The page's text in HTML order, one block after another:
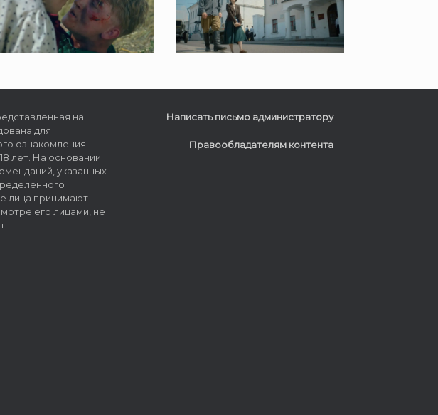
на
для
ознакомления
лет. На основании
указанных
лица принимают
его лицами, не
Написать письмо администратору
Правообладателям контента